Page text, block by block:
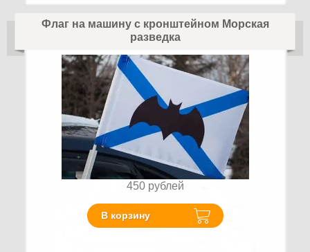
Флаг на машину с кронштейном Морская
разведка
450 рублей
В корзину